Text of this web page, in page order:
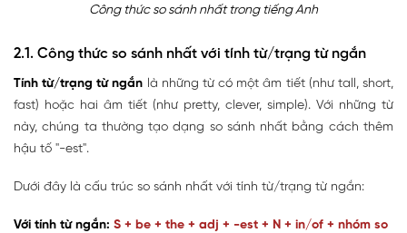
Công thức so sánh nhất trong tiếng Anh
2.1. Công thức so sánh nhất với tính từ/trạng từ ngắn
Tính từ/trạng từ ngắn là những từ có một âm tiết (như tall, short,
fast) hoặc hai âm tiết (như pretty, clever, simple). Với những từ
này, chúng ta thường tạo dạng so sánh nhất bằng cách thêm
hậu tố "-est".
Dưới đây là cấu trúc so sánh nhất với tính từ/trạng từ ngắn:
Với tính từ ngắn: S + be + the + adj + -est + N + in/of + nhóm so